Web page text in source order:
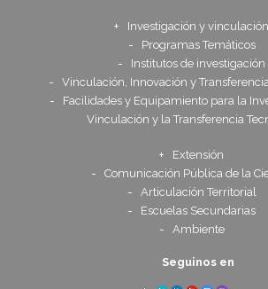
Investigación y vinculación
Programas Temáticos
Institutos de investigación
Vinculación, Innovación y
Facilidades y Equipamiento para la
Vinculación y la Transferencia
Extensión
Comunicación Pública de la
Articulación Territorial
Escuelas Secundarias
Ambiente
Seguinos en